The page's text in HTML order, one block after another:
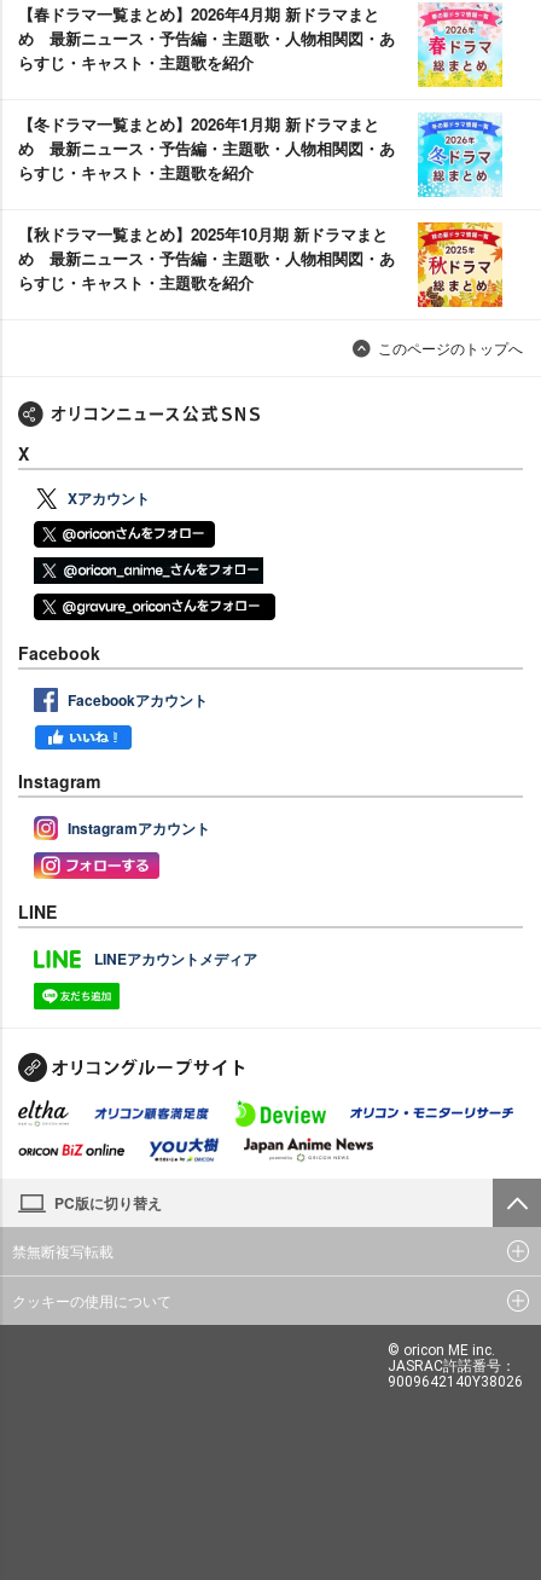
【春ドラマ一覧まとめ】2026年4月期 新ドラマまと
め 最新ニュース・予告編・主題歌・人物相関図・あ
らすじ・キャスト・主題歌を紹介
【冬ドラマ一覧まとめ】2026年1月期 新ドラマまと
め 最新ニュース・予告編・主題歌・人物相関図・あ
らすじ・キャスト・主題歌を紹介
【秋ドラマ一覧まとめ】2025年10月期 新ドラマまと
め 最新ニュース・予告編・主題歌・人物相関図・あ
らすじ・キャスト・主題歌を紹介
このページのトップへ
X
Xアカウント
Facebook
Facebookアカウント
Instagram
Instagramアカウント
LINE
LINEアカウントメディア
PC版に切り替え
禁無断複写転載
クッキーの使用について
© oricon ME inc.
JASRAC許諾番号：
9009642140Y38026